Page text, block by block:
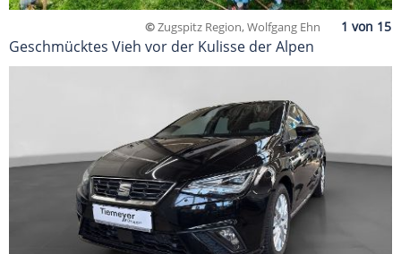
©Zugspitz Region, Wolfgang Ehn
Geschmücktes Vieh vor der Kulisse der Alpen